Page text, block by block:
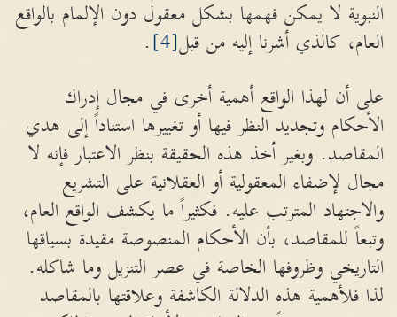
النبوية لا يمكن فهمها بشكل معقول دون الإلمام بالواقع
العام، كالذي أشرنا إليه من قبل[4]
.
على أن لهذا الواقع أهمية أخرى في مجال إدراك
الأحكام وتجديد النظر فيها أو تغييرها استناداً إلى هدي
المقاصد. وبغير أخذ هذه الحقيقة بنظر الاعتبار فإنه لا
مجال لإضفاء المعقولية أو العقلانية على التشريع
والاجتهاد المترتب عليه. فكثيراً ما يكشف الواقع العام،
وتبعاً للمقاصد، بأن الأحكام المنصوصة مقيدة بسياقها
التاريخي وظروفها الخاصة في عصر التنزيل وما شاكله.
لذا فلأهمية هذه الدلالة الكاشفة وعلاقتها بالمقاصد